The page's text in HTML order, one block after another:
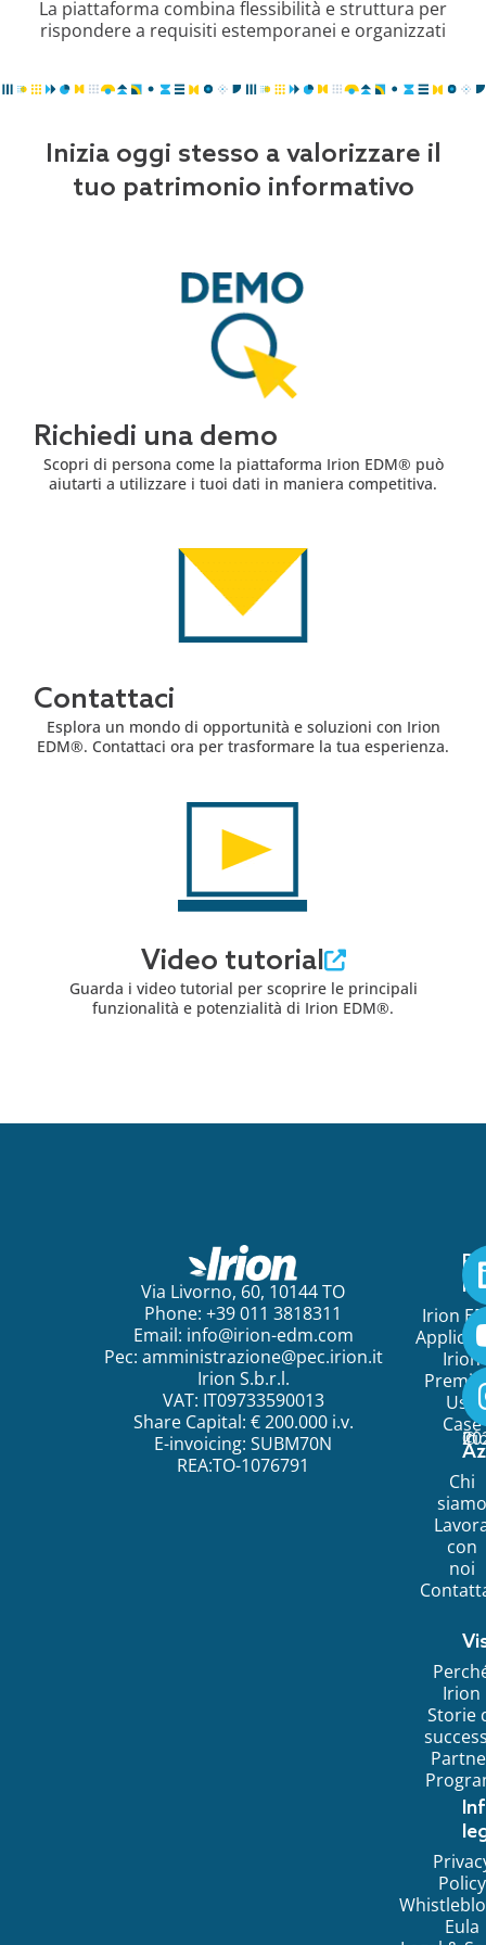
La piattaforma combina flessibilità e struttura per
rispondere a requisiti estemporanei e organizzati
Inizia oggi stesso a valorizzare il
tuo patrimonio informativo
Richiedi una demo
Scopri di persona come la piattaforma Irion EDM® può
aiutarti a utilizzare i tuoi dati in maniera competitiva.
Contattaci
Esplora un mondo di opportunità e soluzioni con Irion
EDM®. Contattaci ora per trasformare la tua esperienza.
Video tutorial
Guarda i video tutorial per scoprire le principali
funzionalità e potenzialità di Irion EDM®.
Via Livorno, 60, 10144 TO
Phone: +39 011 3818311
Email: info@irion-edm.com
Pec: amministrazione@pec.irion.it
Irion S.b.r.l.
VAT: IT09733590013
Share Capital: € 200.000 i.v.
E-invoicing: SUBM70N
REA:TO-1076791
Irion
Irion
Use
Case
Chi
siamo
con
noi
Irion
Storie
Policy
Eula
©